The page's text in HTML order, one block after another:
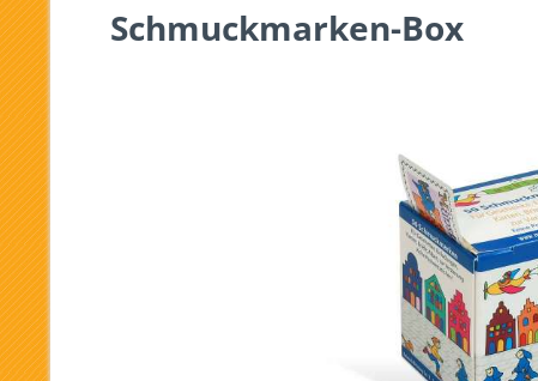
Schmuckmarken-Box